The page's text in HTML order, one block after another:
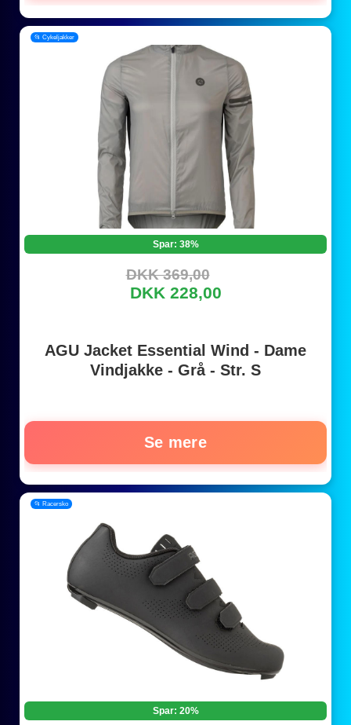
📂 Cykeljakker
Spar: 38%
DKK 369,00
DKK 228,00
AGU Jacket Essential Wind - Dame
Vindjakke - Grå - Str. S
Se mere
📂 Racersko
Spar: 20%